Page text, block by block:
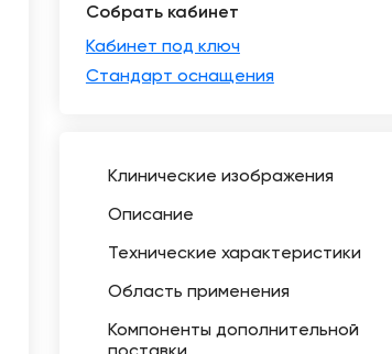
Собрать кабинет
Кабинет под ключ
Стандарт оснащения
Клинические изображения
Описание
Технические характеристики
Область применения
Компоненты дополнительной